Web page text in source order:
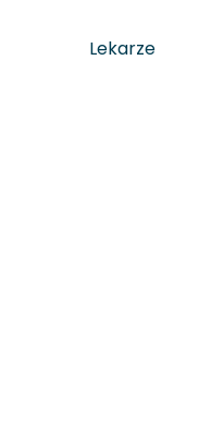
Lekarze